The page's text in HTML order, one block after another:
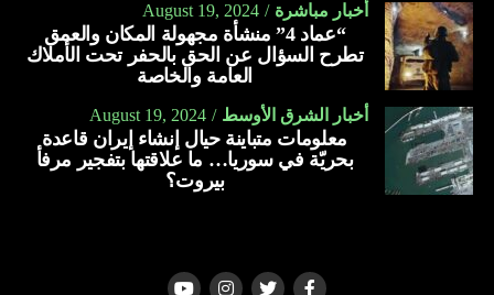
يحمي من الإصابة بارتجاع المريء.
يعمل على تقوية جهاز المناعة.
يقلل من الإصابة بالالتهابات.
يخفف من أعراض البرد والإنفلونزا والسعال.
يساعد على ترطيب الحلق.
يعالج قرحة المعدة.
أخبار مباشرة August 19, 2024
“عماد 4” منشأة مجهولة المكان والعمق
تطرح السؤال عن الحق بالحفر تحت الأملاك
العامة والخاصة
أخبار الشرق الأوسط August 19, 2024
معلومات متباينة حيال إنشاء إيران قاعدة
بحريّة في سوريا… ما علاقتها بتفجير مرفأ
بيروت؟